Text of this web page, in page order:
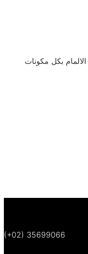
بكل مكونات
(+02) 35699066